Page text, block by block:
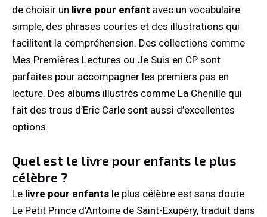
de choisir un livre pour enfant avec un vocabulaire
simple, des phrases courtes et des illustrations qui
facilitent la compréhension. Des collections comme
Mes Premières Lectures ou Je Suis en CP sont
parfaites pour accompagner les premiers pas en
lecture. Des albums illustrés comme La Chenille qui
fait des trous d’Eric Carle sont aussi d’excellentes
options.
Quel est le livre pour enfants le plus
célèbre ?
Le livre pour enfants le plus célèbre est sans doute
Le Petit Prince d’Antoine de Saint-Exupéry, traduit dans